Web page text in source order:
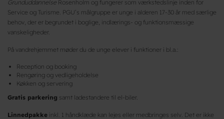
Grunduddannelse Rosenholm og fungerer som værkstedslinje inden for
Service og Turisme. PGU’s målgruppe er unge i alderen 17-30 år med særlige
behov, der er begrundet i boglige, indlærings- og funktionsmæssige
vanskeligheder.
På vandrehjemmet møder du de unge elever i funktioner i bl.a.:
Reception og booking
Rengøring og vedligeholdelse
Køkken og servering
Gratis parkering samt ladestandere til el-biler.
Linnedpakke inkl. 1 håndklæde kan lejes eller medbringes selv. Det er ikke